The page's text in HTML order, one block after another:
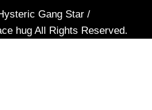
Gang Star /
hug All Rights Reserved.